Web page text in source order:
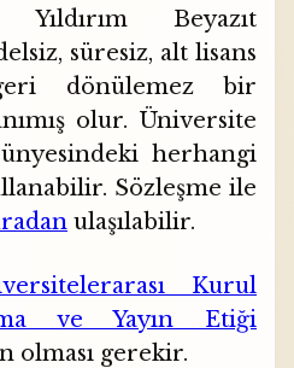
Yıldırım Beyazıt
süresiz, alt lisans
dönülemez bir
olur. Üniversite
herhangi
Sözleşme ile
ulaşılabilir.
Kurul
ve Yayın Etiği
olması gerekir.